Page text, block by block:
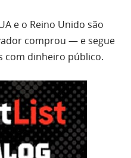
e o Reino Unido são
comprou — e segue
com dinheiro público.